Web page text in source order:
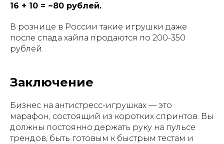
16 + 10 = ~80 рублей.
В рознице в России такие игрушки даже
после спада хайпа продаются по 200-350
рублей.
Заключение
Бизнес на антистресс-игрушках — это
марафон, состоящий из коротких спринтов. Вы
должны постоянно держать руку на пульсе
трендов, быть готовым к быстрым тестам и